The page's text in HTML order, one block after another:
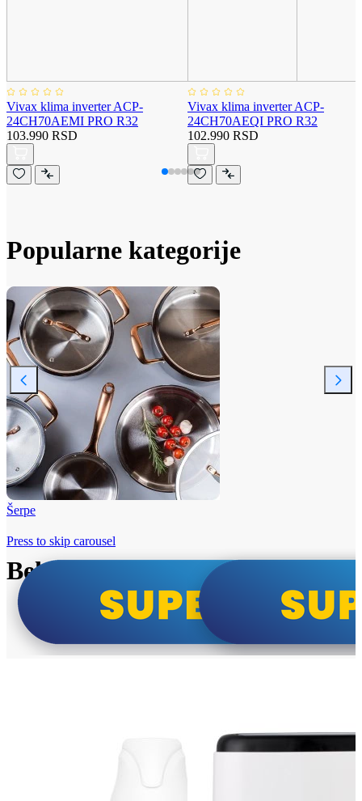
Vivax klima inverter ACP-
24CH70AEMI PRO R32
103.990 RSD
Vivax klima inverter ACP-
24CH70AEQI PRO R32
102.990 RSD
Popularne kategorije
Šerpe
Beko i Tesla super cene
Press to skip carousel